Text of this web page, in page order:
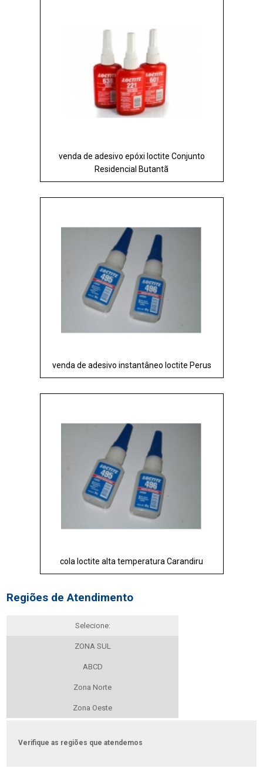
venda de adesivo epóxi loctite Conjunto
Residencial Butantã
venda de adesivo instantâneo loctite Perus
cola loctite alta temperatura Carandiru
Regiões de Atendimento
Selecione:
ZONA SUL
ABCD
Zona Norte
Zona Oeste
Verifique as regiões que atendemos